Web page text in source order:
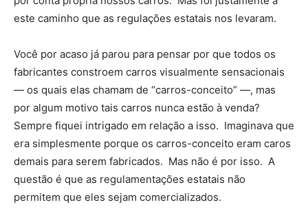
este caminho que as regulações estatais nos levaram.
Você por acaso já parou para pensar por que todos os
fabricantes constroem carros visualmente sensacionais
— os quais elas chamam de “carros-conceito” —, mas
por algum motivo tais carros nunca estão à venda?
Sempre fiquei intrigado em relação a isso. Imaginava que
era simplesmente porque os carros-conceito eram caros
demais para serem fabricados. Mas não é por isso. A
questão é que as regulamentações estatais não
permitem que eles sejam comercializados.